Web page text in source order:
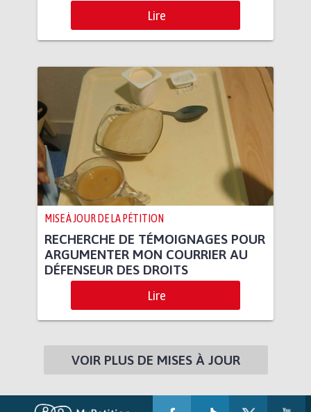
Lire
MISE À JOUR DE LA PÉTITION
RECHERCHE DE TÉMOIGNAGES POUR
ARGUMENTER MON COURRIER AU
DÉFENSEUR DES DROITS
Lire
VOIR PLUS DE MISES À JOUR